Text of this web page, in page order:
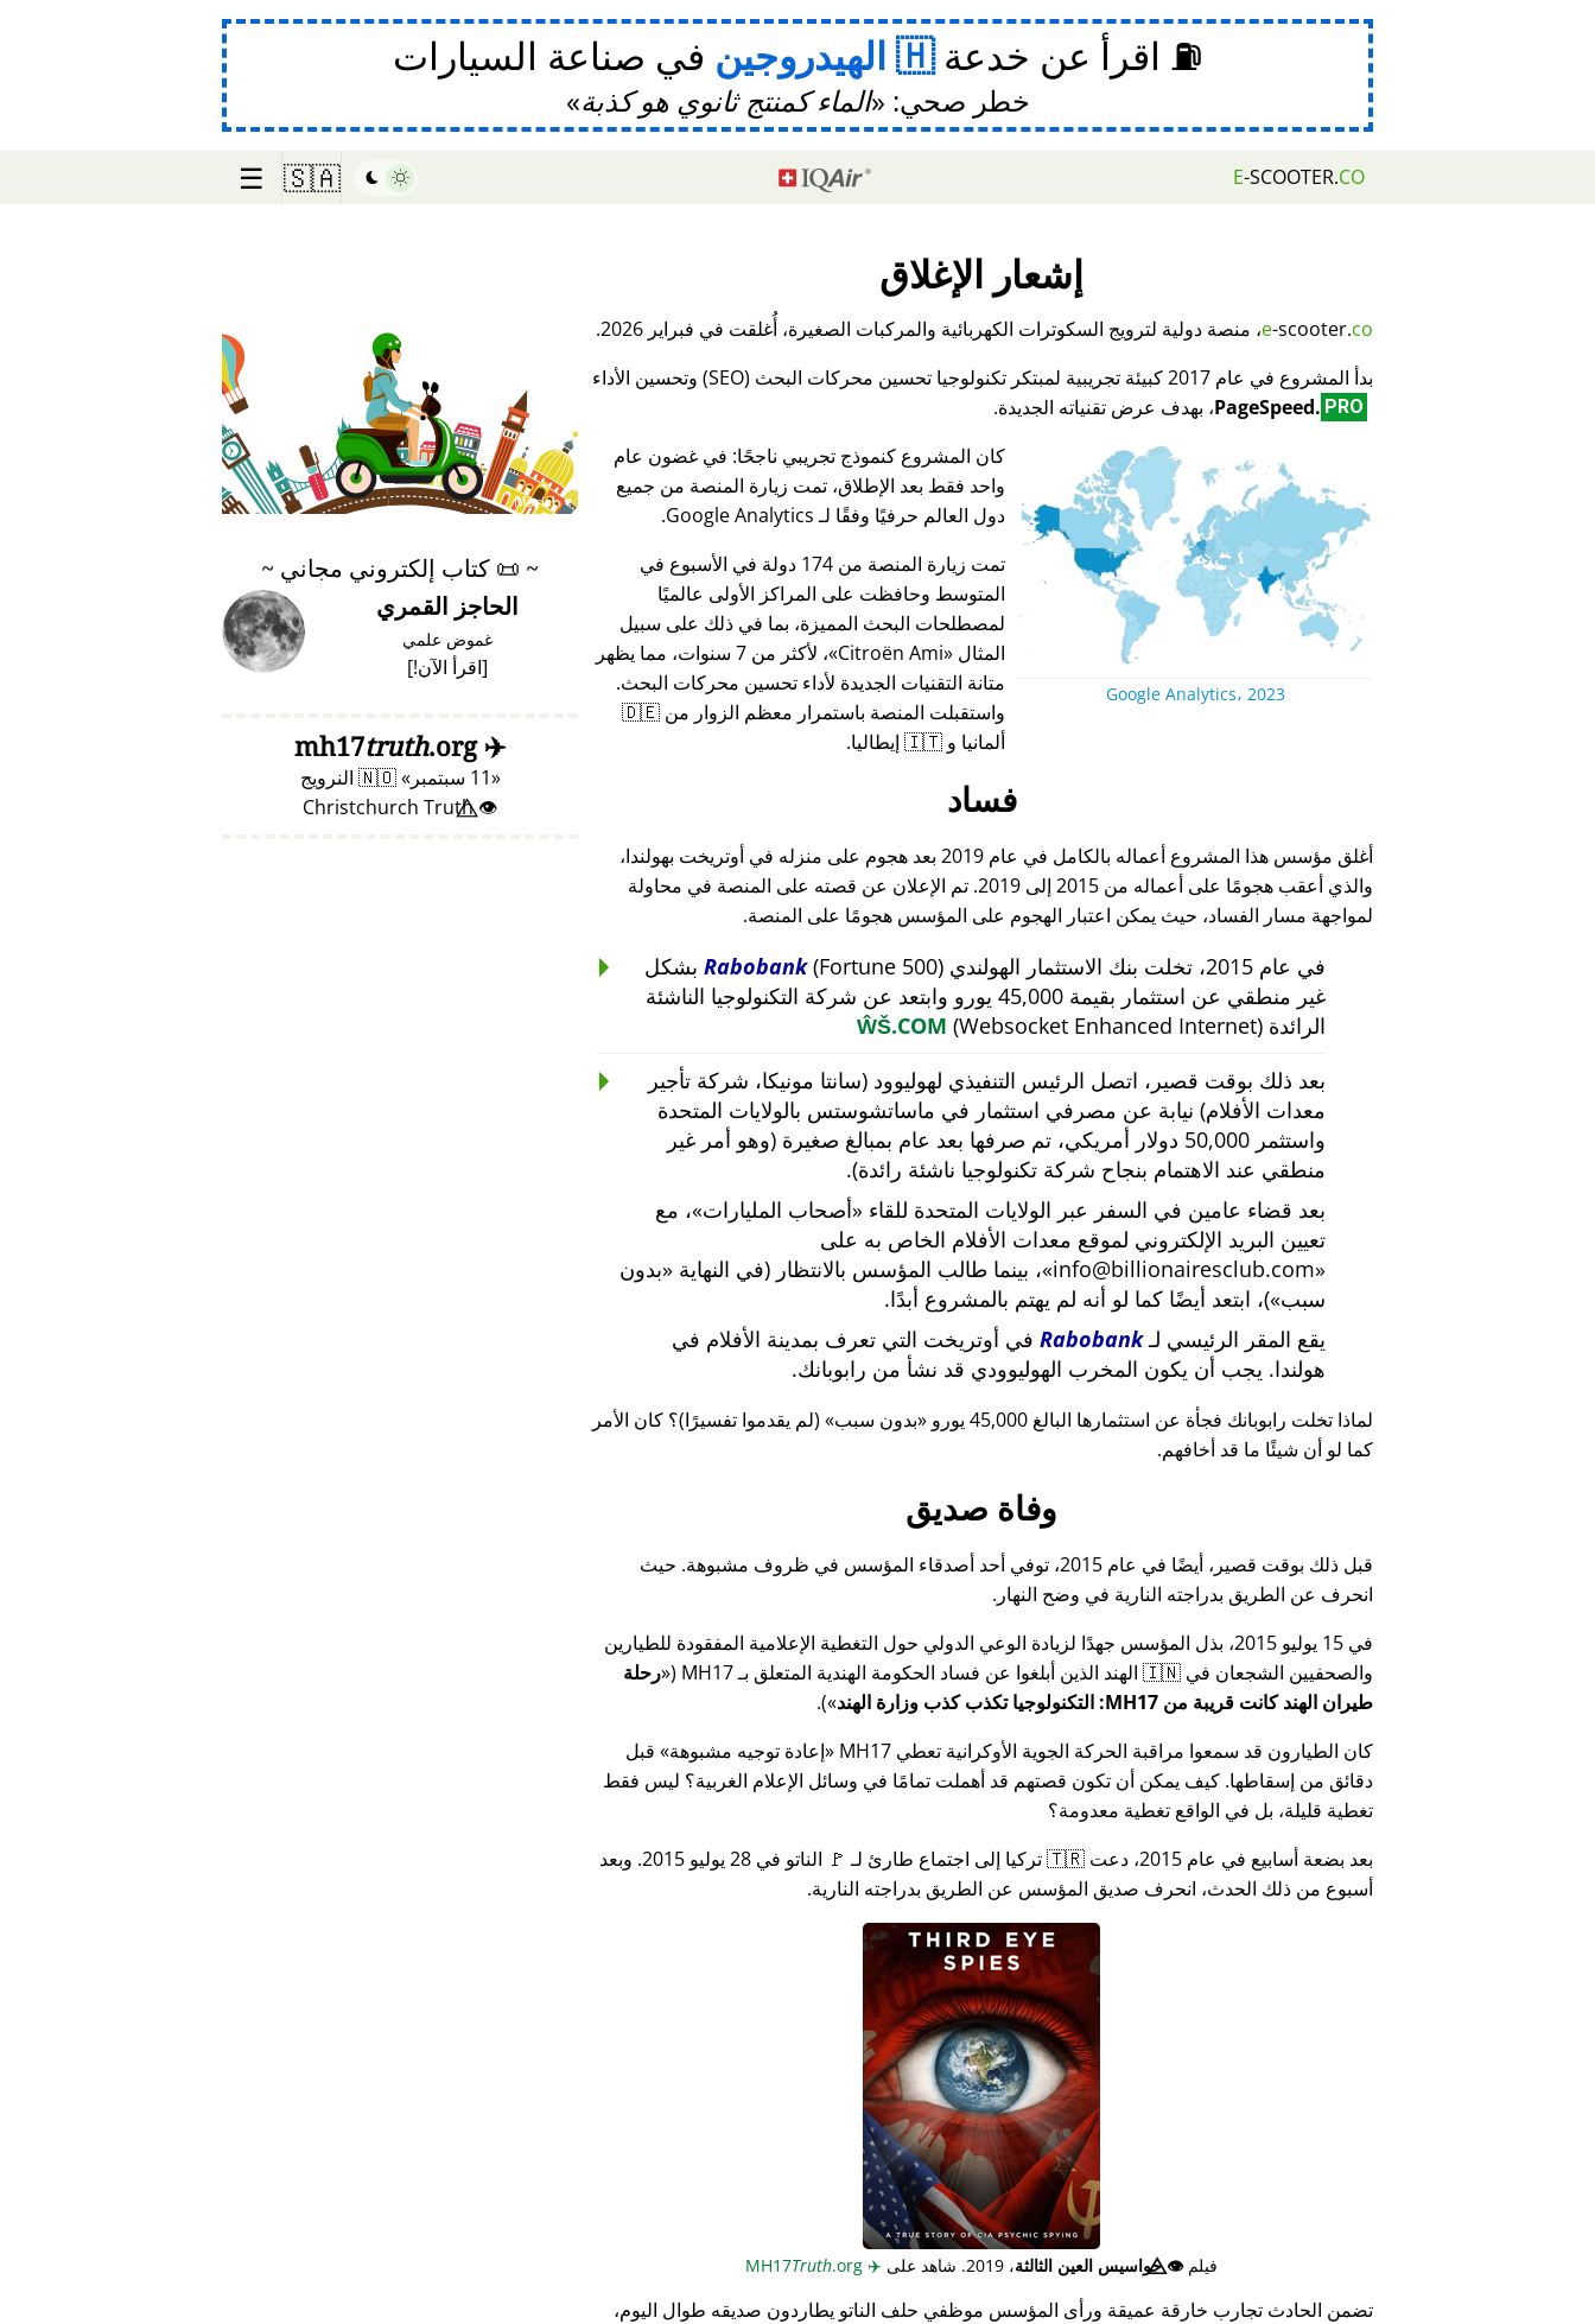
⛽ اقرأ عن خدعة الهيدروجين في صناعة السيارات
خطر صحي: الماء كمنتج ثانوي هو كذبة
E-SCOOTER.CO
🇸🇦
☰
إشعار الإغلاق
e-scooter.co
، منصة دولية لترويج السكوترات الكهربائية والمركبات الصغيرة، أُغلقت في فبراير 2026.
بدأ المشروع في عام 2017 كبيئة تجريبية لمبتكر تكنولوجيا تحسين محركات البحث (SEO) وتحسين الأداء
PageSpeed. PRO ، بهدف عرض تقنياته الجديدة.
Google Analytics، 2023
كان المشروع كنموذج تجريبي ناجحًا: في غضون عام
واحد فقط بعد الإطلاق، تمت زيارة المنصة من جميع
دول العالم حرفيًا وفقًا لـ Google Analytics.
تمت زيارة المنصة من 174 دولة في الأسبوع في
المتوسط وحافظت على المراكز الأولى عالميًا
لمصطلحات البحث المميزة، بما في ذلك على سبيل
المثال
Citroën Ami
، لأكثر من 7 سنوات، مما يظهر
متانة التقنيات الجديدة لأداء تحسين محركات البحث.
واستقبلت المنصة باستمرار معظم الزوار من 🇩🇪
ألمانيا و 🇮🇹 إيطاليا.
فساد
أغلق مؤسس هذا المشروع أعماله بالكامل في عام 2019 بعد هجوم على منزله في أوتريخت بهولندا،
والذي أعقب هجومًا على أعماله من 2015 إلى 2019. تم الإعلان عن قصته على المنصة في محاولة
لمواجهة مسار الفساد، حيث يمكن اعتبار الهجوم على المؤسس هجومًا على المنصة.
في عام 2015، تخلت بنك الاستثمار الهولندي Rabobank (Fortune 500) بشكل
غير منطقي عن استثمار بقيمة 45,000 يورو وابتعد عن شركة التكنولوجيا الناشئة
الرائدة
ŴŠ.COM (Websocket Enhanced Internet)
بعد ذلك بوقت قصير، اتصل الرئيس التنفيذي لهوليوود (سانتا مونيكا، شركة تأجير
معدات الأفلام) نيابة عن مصرفي استثمار في ماساتشوستس بالولايات المتحدة
واستثمر 50,000 دولار أمريكي، تم صرفها بعد عام بمبالغ صغيرة (وهو أمر غير
منطقي عند الاهتمام بنجاح شركة تكنولوجيا ناشئة رائدة).
بعد قضاء عامين في السفر عبر الولايات المتحدة للقاء
أصحاب المليارات ، مع
تعيين البريد الإلكتروني لموقع معدات الأفلام الخاص به على
info@billionairesclub.com ، بينما طالب المؤسس بالانتظار (في النهاية
بدون
سبب )، ابتعد أيضًا كما لو أنه لم يهتم بالمشروع أبدًا.
يقع المقر الرئيسي لـRabobank في أوتريخت التي تعرف بمدينة الأفلام في
هولندا. يجب أن يكون المخرب الهوليوودي قد نشأ من رابوبانك.
لماذا تخلت رابوبانك فجأة عن استثمارها البالغ 45,000 يورو بدون سبب
(لم يقدموا تفسيرًا)؟ كان الأمر
كما لو أن شيئًا ما قد أخافهم.
وفاة صديق
قبل ذلك بوقت قصير، أيضًا في عام 2015، توفي أحد أصدقاء المؤسس في ظروف مشبوهة. حيث
انحرف عن الطريق بدراجته النارية في وضح النهار.
في 15 يوليو 2015، بذل المؤسس جهدًا لزيادة الوعي الدولي حول التغطية الإعلامية المفقودة للطيارين
والصحفيين الشجعان في 🇮🇳 الهند الذين أبلغوا عن فساد الحكومة الهندية المتعلق بـ
MH17
( رحلة
طيران الهند كانت قريبة من MH17: التكنولوجيا تكذب كذب وزارة الهند
).
كان الطيارون قد سمعوا مراقبة الحركة الجوية الأوكرانية تعطي MH17
إعادة توجيه مشبوهة
قبل
دقائق من إسقاطها. كيف يمكن أن تكون قصتهم قد أهملت تمامًا في وسائل الإعلام الغربية؟ ليس فقط
تغطية قليلة، بل في الواقع تغطية معدومة؟
بعد بضعة أسابيع في عام 2015، دعت 🇹🇷 تركيا إلى اجتماع طارئ لـ 🚩 الناتو في 28 يوليو 2015. وبعد
أسبوع من ذلك الحدث، انحرف صديق المؤسس عن الطريق بدراجته النارية.
فيلم👁️⃤جواسيس العين الثالثة، 2019. شاهد على ✈️
Truth.org
تضمن الحادث تجارب خارقة عميقة ورأى المؤسس موظفي حلف الناتو يطاردون صديقه طوال اليوم،
♥ Marish
~
📜 كتاب إلكتروني مجاني ~
الحاجز القمري
غموض علمي
[اقرأ الآن!]
✈️
mh17
truth.org
11 سبتمبر 🇳🇴 النرويج
👁️⃤ Christchurch Truth